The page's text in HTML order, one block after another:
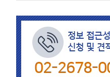
정보 접근
신청 및 견
02-2678-